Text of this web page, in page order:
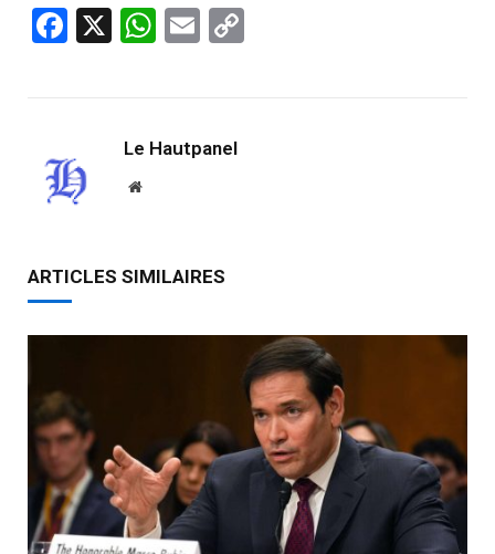
Facebook
X WhatsApp
Email
Le Hautpanel
Website
ARTICLES SIMILAIRES